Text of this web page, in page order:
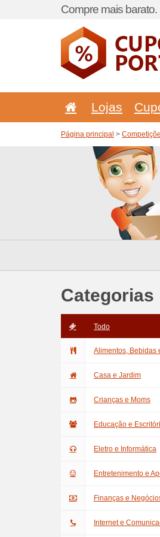
Compre mais
Lojas
Página principal >
Categorias
Todo
Alimentos, Bebidas
Casa e Jardim
Crianças e Moms
Educação e
Eletro e Informática
Entretenimento e
Finanças e
Internet e